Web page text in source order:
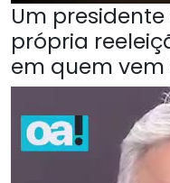
Um
própria
em quem vem